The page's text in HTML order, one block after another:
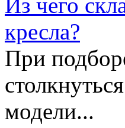
кресла?
При
модели...